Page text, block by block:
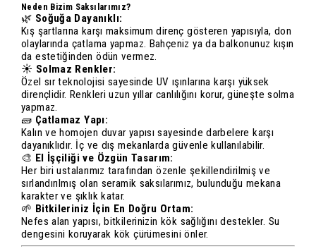
Neden Bizim Saksılarımız?
🌿 Soğuğa Dayanıklı:
Kış şartlarına karşı maksimum direnç gösteren yapısıyla, don
olaylarında çatlama yapmaz. Bahçeniz ya da balkonunuz kışın
da estetiğinden ödün vermez.
☀️ Solmaz Renkler:
Özel sır teknolojisi sayesinde UV ışınlarına karşı yüksek
dirençlidir. Renkleri uzun yıllar canlılığını korur, güneşte solma
yapmaz.
🧱 Çatlamaz Yapı:
Kalın ve homojen duvar yapısı sayesinde darbelere karşı
dayanıklıdır. İç ve dış mekanlarda güvenle kullanılabilir.
🎨 El İşçiliği ve Özgün Tasarım:
Her biri ustalarımız tarafından özenle şekillendirilmiş ve
sırlandırılmış olan seramik saksılarımız, bulunduğu mekana
karakter ve şıklık katar.
🌱 Bitkileriniz İçin En Doğru Ortam:
Nefes alan yapısı, bitkilerinizin kök sağlığını destekler. Su
dengesini koruyarak kök çürümesini önler.